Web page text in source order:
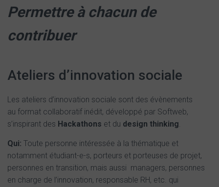
Permettre à chacun de
contribuer
Ateliers d’innovation sociale
Les ateliers d’innovation sociale sont des évènements
au format collaboratif inédit, développé par Softweb,
s’inspirant des Hackathons et du design thinking.
Qui: Toute personne intéressée à la thématique et
notamment étudiant-e-s, porteurs et porteuses de projet,
personnes en transition, mais aussi managers, personnes
en charge de l’innovation, responsable RH, etc. qui